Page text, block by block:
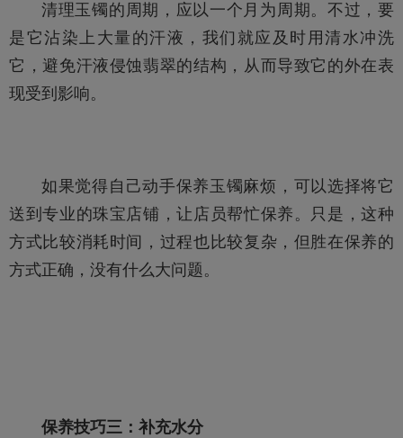
清理玉镯的周期，应以一个月为周期。不过，要
是它沾染上大量的汗液，我们就应及时用清水冲洗
它，避免汗液侵蚀翡翠的结构，从而导致它的外在表
现受到影响。
如果觉得自己动手保养玉镯麻烦，可以选择将它
送到专业的珠宝店铺，让店员帮忙保养。只是，这种
方式比较消耗时间，过程也比较复杂，但胜在保养的
方式正确，没有什么大问题。
保养技巧三：补充水分